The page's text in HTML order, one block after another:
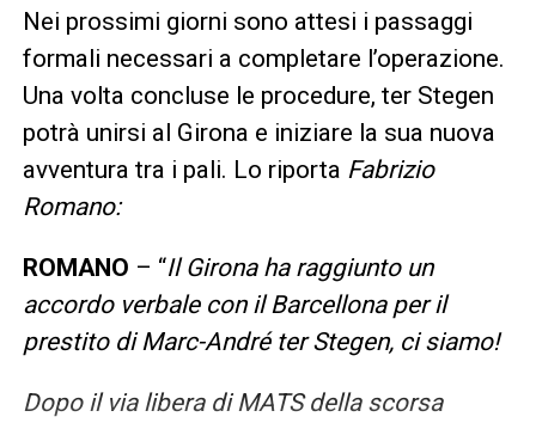
Nei prossimi giorni sono attesi i passaggi
formali necessari a completare l’operazione.
Una volta concluse le procedure, ter Stegen
potrà unirsi al Girona e iniziare la sua nuova
avventura tra i pali. Lo riporta Fabrizio
Romano:
ROMANO – “Il Girona ha raggiunto un
accordo verbale con il Barcellona per il
prestito di Marc-André ter Stegen, ci siamo!
Dopo il via libera di MATS della scorsa